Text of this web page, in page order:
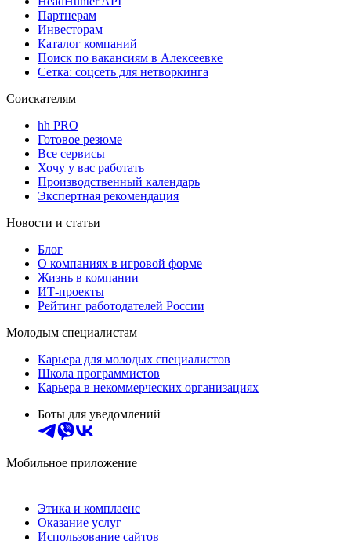
Партнерам
Инвесторам
Каталог компаний
Поиск по вакансиям в Алексеевке
Сетка: соцсеть для нетворкинга
Соискателям
hh PRO
Готовое резюме
Все сервисы
Хочу у вас работать
Производственный календарь
Экспертная рекомендация
Новости и статьи
Блог
О компаниях в игровой форме
Жизнь в компании
ИТ-проекты
Рейтинг работодателей России
Молодым специалистам
Карьера для молодых специалистов
Школа программистов
Карьера в некоммерческих организациях
Боты для уведомлений
Мобильное приложение
Этика и комплаенс
Оказание услуг
Использование сайтов